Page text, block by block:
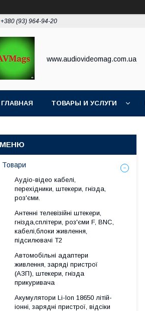
+380 (93) 964-94-20
www.audiovideomag.com.ua
ГЛАВНАЯ ТОВАРЫ И УСЛУГИ
Товари
Аудіо-відео кабелі,
перехідники, штекери, гнізда,
роз'єми.
Антенні телевізійні штекери,
гнізда,сплітери, роз'єми F, BNC,
кабелі,блоки живлення,
підсилювачі Т2
Автомобільні адаптери
живлення, заряді пристрої
(АЗП), штекери, гнізда
прикуривача
Акумулятори Li-Ion 18650 літій-
іонні, зарядні пристрої, відсіки